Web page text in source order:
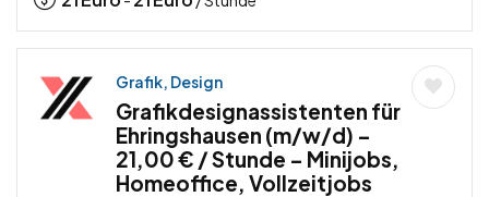
Grafik, Design
Grafikdesignassistenten für
Ehringshausen (m/w/d) –
21,00 € / Stunde – Minijobs,
Homeoffice, Vollzeitjobs